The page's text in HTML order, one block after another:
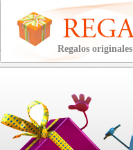
Regalos originales